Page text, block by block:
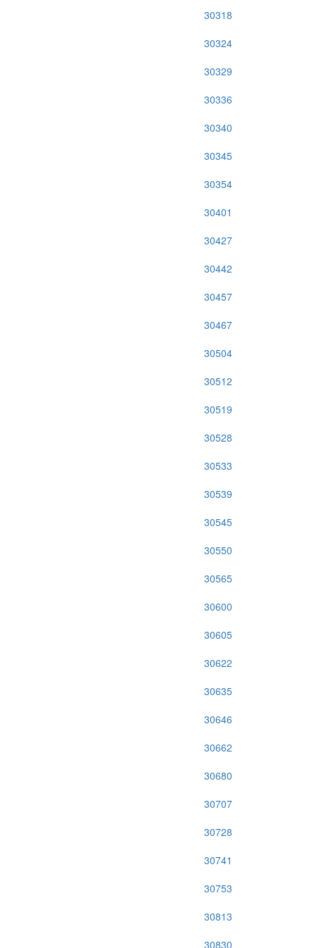
30318
30324
30329
30336
30340
30345
30354
30401
30427
30442
30457
30467
30504
30512
30519
30528
30533
30539
30545
30550
30565
30600
30605
30622
30635
30646
30662
30680
30707
30728
30741
30753
30813
30830